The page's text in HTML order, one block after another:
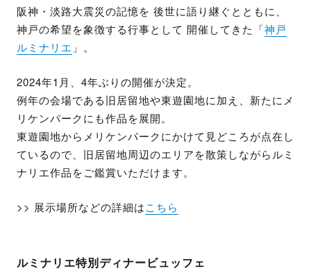
阪神・淡路大震災の記憶を 後世に語り継ぐとともに、
神戸の希望を象徴する行事として 開催してきた「神戸
ルミナリエ 」。
2024年1月、4年ぶりの開催が決定。
例年の会場である旧居留地や東遊園地に加え、新たにメ
リケンパークにも作品を展開。
東遊園地からメリケンパークにかけて見どころが点在し
ているので、旧居留地周辺のエリアを散策しながらルミ
ナリエ作品をご鑑賞いただけます。
>> 展示場所などの詳細はこちら
ルミナリエ特別ディナービュッフェ